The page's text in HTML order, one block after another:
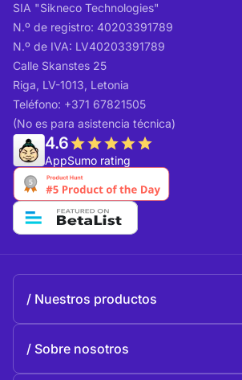
SIA "Sikneco Technologies"
N.º de registro: 40203391789
N.º de IVA: LV40203391789
Calle Skanstes 25
Riga, LV-1013, Letonia
Teléfono: +371 67821505
(No es para asistencia técnica)
4.6
AppSumo rating
Nuestros productos
Sobre nosotros